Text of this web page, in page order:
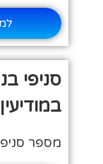
סניפי
מספר סניפי